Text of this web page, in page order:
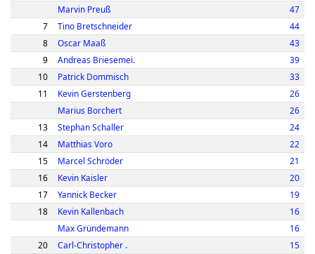
Marvin Preuß
47
7
Tino Bretschneider
44
8
Oscar Maaß
43
9
Andreas Briesemei.
39
10
Patrick Dommisch
33
11
Kevin Gerstenberg
26
Marius Borchert
26
13
Stephan Schaller
24
14
Matthias Voro
22
15
Marcel Schröder
21
16
Kevin Kaisler
20
17
Yannick Becker
19
18
Kevin Kallenbach
16
Max Gründemann
16
20
Carl-Christopher .
15